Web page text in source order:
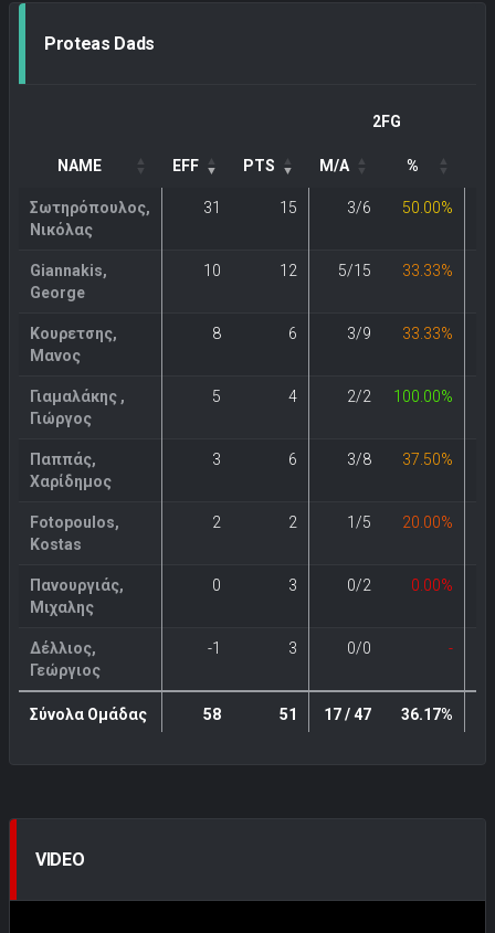
Proteas Dads
2FG
NAME EFF PTS M/A %
Σωτηρόπουλος,
Νικόλας
31 15 3/6 50.00%
Giannakis,
George
10 12 5/15 33.33%
Κουρετσης,
Μανος
8 6 3/9 33.33%
Γιαμαλάκης ,
Γιώργος
5 4 2/2 100.00%
Παππάς,
Χαρίδημος
3 6 3/8 37.50%
Fotopoulos,
Kostas
2 2 1/5 20.00%
Πανουργιάς,
Μιχαλης
0 3 0/2 0.00%
Δέλλιος,
Γεώργιος
-1 3 0/0 -
Σύνολα Ομάδας 58 51 17 / 47 36.17%
VIDEO